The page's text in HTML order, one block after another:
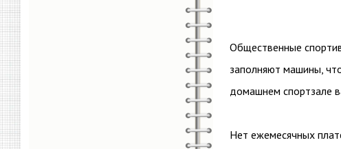
Общественные
заполняют машины,
домашнем спортзале
Нет ежемесячных